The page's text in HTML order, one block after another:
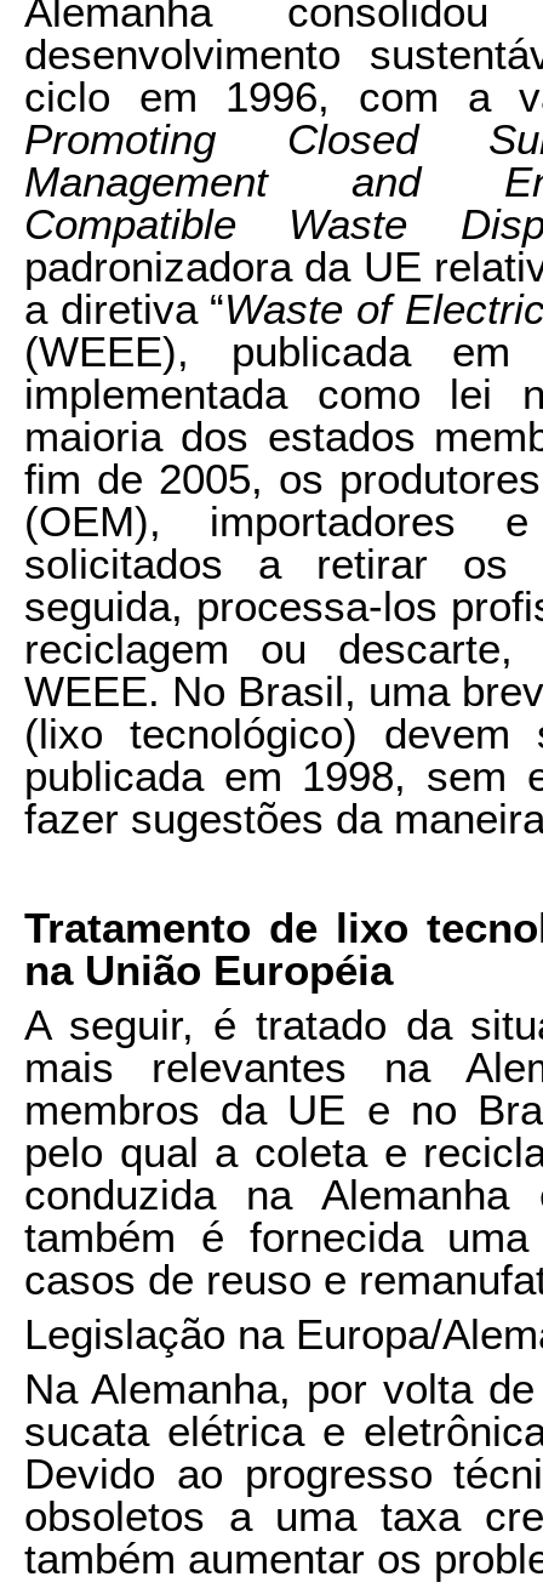
Alemanha
desenvolvimento
ciclo em 1996, com a
Promoting Closed
Management and
Compatible Waste
padronizadora da UE
a diretiva “Waste of
(WEEE), publicada
implementada como lei
maioria dos estados
fim de 2005, os
(OEM), importadores
solicitados a retirar os
seguida, processa-los
reciclagem ou
WEEE. No Brasil, uma
(lixo tecnológico)
publicada em 1998, sem
fazer sugestões da
Tratamento de lixo
na União Européia
A seguir, é tratado da
mais relevantes na
membros da UE e no
pelo qual a coleta e
conduzida na
também é fornecida
casos de reuso e
Legislação na Europa/
Na Alemanha, por volta
sucata elétrica e
Devido ao progresso
obsoletos a uma taxa
também aumentar os